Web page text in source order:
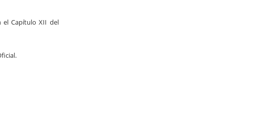
el Capítulo XII del